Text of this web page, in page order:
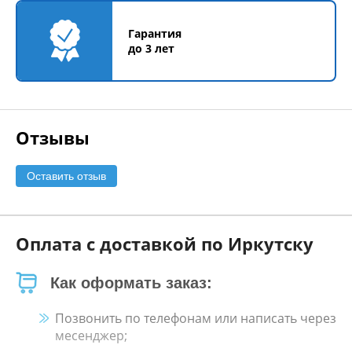
Гарантия
до 3 лет
Отзывы
Оставить отзыв
Оплата с доставкой по Иркутску
Как оформать заказ:
Позвонить по телефонам или написать через
месенджер;